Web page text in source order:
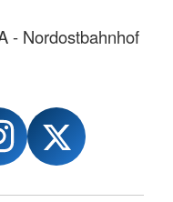
- Nordostbahnhof